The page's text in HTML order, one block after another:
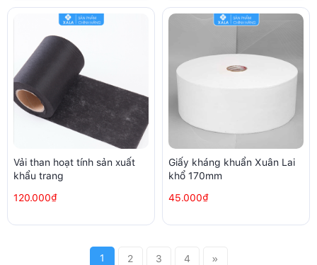
Vải than hoạt tính sản xuất
khẩu trang
120.000₫
Giấy kháng khuẩn Xuân Lai
khổ 170mm
45.000₫
1 2 3 4 »